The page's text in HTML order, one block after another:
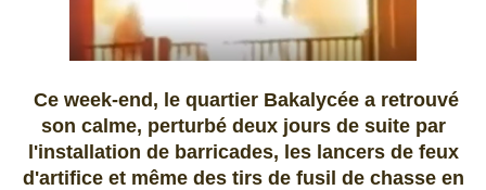
Ce week-end, le quartier Bakalycée a retrouvé
son calme, perturbé deux jours de suite par
l'installation de barricades, les lancers de feux
d'artifice et même des tirs de fusil de chasse en